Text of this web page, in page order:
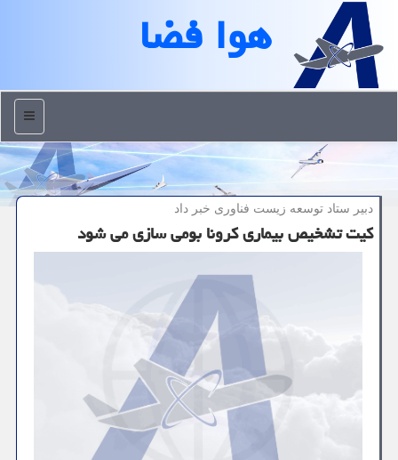
هوا فضا
منو
دبیر ستاد توسعه زیست فناوری خبر داد
كیت تشخیص بیماری كرونا بومی سازی می شود